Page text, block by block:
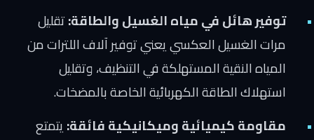
توفير هائل في مياه الغسيل والطاقة:تقليل
مرات الغسيل العكسي يعني توفير آلاف اللترات من
المياه النقية المستهلكة في التنظيف، وتقليل
استهلاك الطاقة الكهربائية الخاصة بالمضخات.
مقاومة كيميائية وميكانيكية فائقة:يتمتع